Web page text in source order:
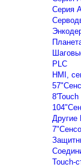
Серия
PLC
HMI,
8'Touch
Другие
Touch-